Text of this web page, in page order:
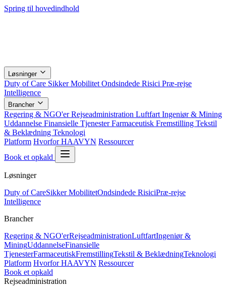
Spring til hovedindhold
Løsninger
Duty of Care Sikker Mobilitet Ondsindede Risici Præ-rejse
Intelligence
Brancher
Regering & NGO'erRejseadministration Luftfart Ingeniør & Mining
Uddannelse Finansielle TjenesterFarmaceutisk Fremstilling Tekstil
& Beklædning Teknologi
Platform Hvorfor HAAVYN Ressourcer
Book et opkald
Løsninger
Duty of CareSikker MobilitetOndsindede RisiciPræ-rejse
Intelligence
Brancher
Regering & NGO'erRejseadministrationLuftfartIngeniør &
MiningUddannelseFinansielle
TjenesterFarmaceutiskFremstillingTekstil & BeklædningTeknologi
Platform Hvorfor HAAVYN Ressourcer
Book et opkald
Rejseadministration